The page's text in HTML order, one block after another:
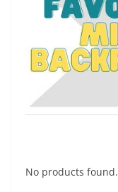
No products found.